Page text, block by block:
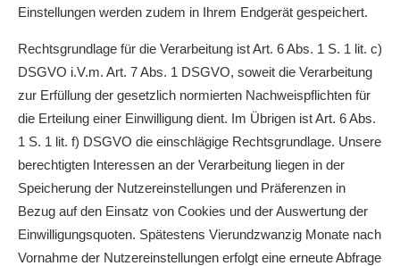
Einstellungen werden zudem in Ihrem Endgerät gespeichert.
Rechtsgrundlage für die Verarbeitung ist Art. 6 Abs. 1 S. 1 lit. c)
DSGVO i.V.m. Art. 7 Abs. 1 DSGVO, soweit die Verarbeitung
zur Erfüllung der gesetzlich normierten Nachweispflichten für
die Erteilung einer Einwilligung dient. Im Übrigen ist Art. 6 Abs.
1 S. 1 lit. f) DSGVO die einschlägige Rechtsgrundlage. Unsere
berechtigten Interessen an der Verarbeitung liegen in der
Speicherung der Nutzereinstellungen und Präferenzen in
Bezug auf den Einsatz von Cookies und der Auswertung der
Einwilligungsquoten. Spätestens Vierundzwanzig Monate nach
Vornahme der Nutzereinstellungen erfolgt eine erneute Abfrage